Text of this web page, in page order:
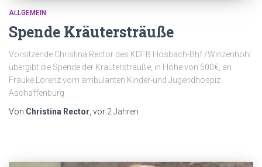
ALLGEMEIN
Spende Kräutersträuße
Vorsitzende Christina Rector des KDFB Hösbach-Bhf./Winzenhohl
übergibt die Spende der Kräutersträuße, in Höhe von 500€, an
Frauke Lorenz vom ambulanten Kinder-und Jugendhospiz
Aschaffenburg
Von Christina Rector , vor 2 Jahren